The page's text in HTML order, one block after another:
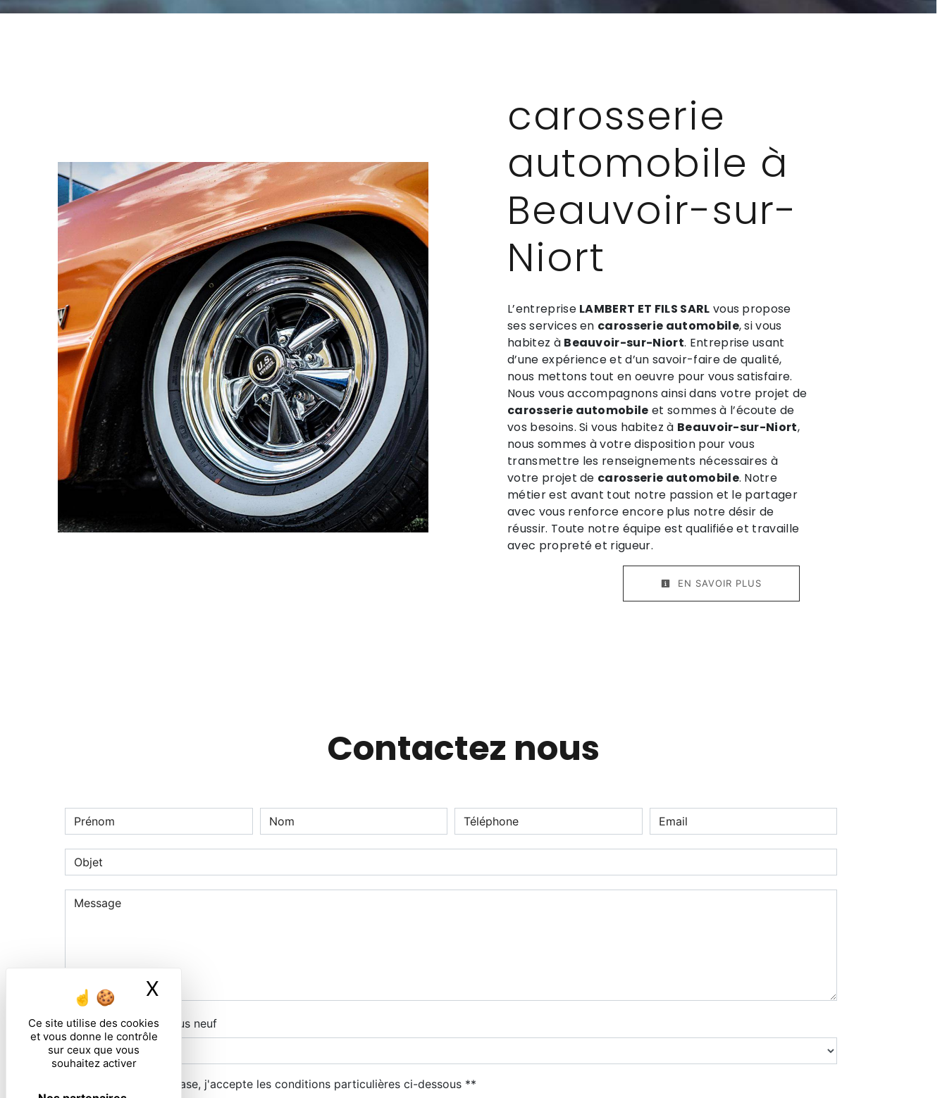
Ce site utilise des cookies
et vous donne le contrôle
sur ceux que vous
souhaitez activer
X
carosserie
automobile à
Beauvoir-sur-
Niort
L’entreprise LAMBERT ET FILS SARL vous propose
ses services en carosserie automobile, si vous
habitez à Beauvoir-sur-Niort. Entreprise usant
d’une expérience et d’un savoir-faire de qualité,
nous mettons tout en oeuvre pour vous satisfaire.
Nous vous accompagnons ainsi dans votre projet de
carosserie automobile et sommes à l’écoute de
vos besoins. Si vous habitez à Beauvoir-sur-Niort,
nous sommes à votre disposition pour vous
transmettre les renseignements nécessaires à
votre projet de carosserie automobile. Notre
métier est avant tout notre passion et le partager
avec vous renforce encore plus notre désir de
réussir. Toute notre équipe est qualifiée et travaille
avec propreté et rigueur.
EN SAVOIR PLUS
Contactez nous
Combien font sept plus neuf
En cochant cette case, j'accepte les conditions particulières ci-dessous **